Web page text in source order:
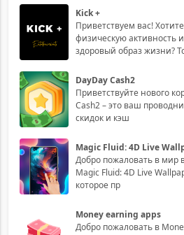
Kick +
Приветствуем вас!
физическую активность
здоровый образ жизни?
DayDay Cash2
Приветствуйте нового
Cash2 – это ваш
скидок и кэш
Magic Fluid: 4D Live
Добро пожаловать в мир
Magic Fluid: 4D Live
которое пр
Money earning apps
Добро пожаловать в